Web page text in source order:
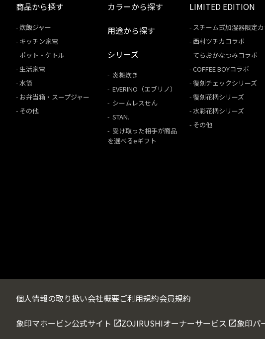
商品から探す
炊飯ジャー
キッチン家電
ポット・ケトル
生活家電
水筒
お弁当箱・スープジャー
その他
カラーから探す
用途から探す
シリーズ
炎舞炊き
EVERINO（エブリノ）
シームレスせん
STAN.
受け取った相手が商品
を選べるeギフト
LIMITED EDITION
スチーム式加湿器限定
西村ツチカコラボ
てらおかなつみコラボ
COFFEE BOYコラボ
復刻チェックシリーズ
復刻花柄シリーズ
水彩花柄シリーズ
その他
個人情報の取り扱い会社概要ご利用規約会員規約
象印マホービン公式サイト ZOJIRUSHIオーナーサービス 象印パ